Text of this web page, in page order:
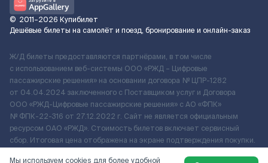
© 2011–2026 Купибилет
Дешёвые билеты на самолёт и поезд, бронирование и онлайн-заказ
Ж/Д билеты предоставляются партнёрами, в том числе
с использованием веб-системы ООО «РЖД – Цифровые
пассажирские решения» на основании договора № ЦПР-1282
от 04.04.2024 заключенного с Поставщиком услуг и Договора
ООО «РЖД-Цифровые пассажирские решения» c АО «ФПК»
№ ФПК-22-316 от 27.12.2022 г. Сайт не является официальным
ресурсом ОАО «РЖД». Стоимость билетов включает сервисный
сбор. Итоговая цена отображена на экране подтверждения покупки.
Мы используем cookies для более удобной